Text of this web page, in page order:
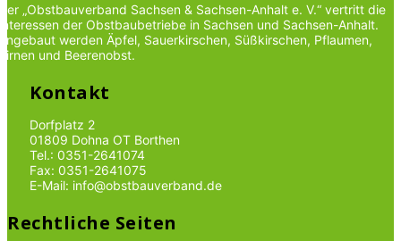
„Obstbauverband Sachsen & Sachsen-Anhalt e. V.“ vertritt die
der Obstbaubetriebe in Sachsen und Sachsen-Anhalt.
werden Äpfel, Sauerkirschen, Süßkirschen, Pflaumen,
und Beerenobst.
Kontakt
Dorfplatz 2
01809 Dohna OT Borthen
Tel.: 0351-2641074
Fax: 0351-2641075
E-Mail: info@obstbauverband.de
Rechtliche Seiten